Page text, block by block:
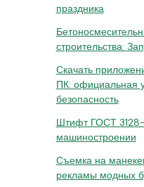
праздника
строительства:
Скачать
ПК: официальная
безопасность
Штифт ГОСТ
машиностроении
Съемка на
рекламы модных